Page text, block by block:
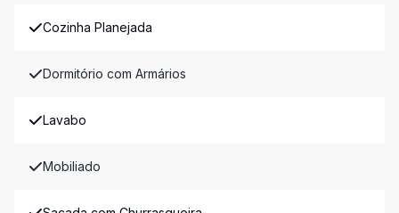
Cozinha Planejada
Dormitório com Armários
Lavabo
Mobiliado